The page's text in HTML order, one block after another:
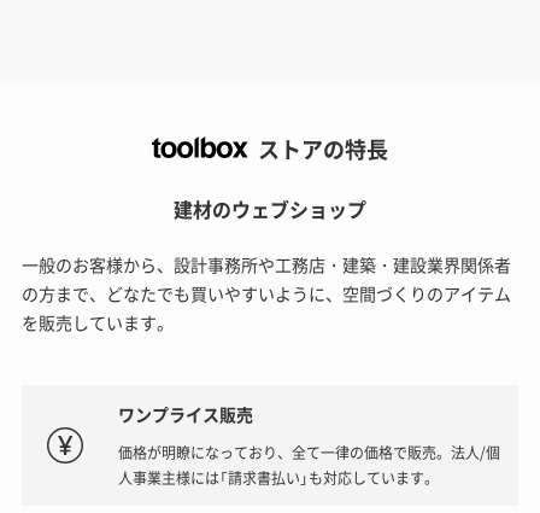
ストアの特長
建材のウェブショップ
一般のお客様から、設計事務所や工務店・建築・建設業界関係者
の方まで、どなたでも買いやすいように、空間づくりのアイテム
を販売しています。
ワンプライス販売
価格が明瞭になっており、全て一律の価格で販売。法人/個
人事業主様には「請求書払い」も対応しています。